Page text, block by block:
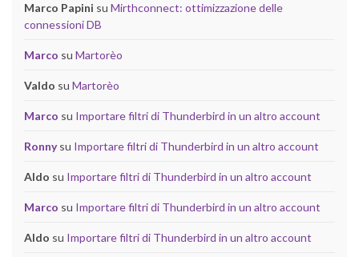
Marco Papini su Mirthconnect: ottimizzazione delle
connessioni DB
Marco su Martorèo
Valdo su Martorèo
Marco su Importare filtri di Thunderbird in un altro account
Ronnysu Importare filtri di Thunderbird in un altro account
Aldo su Importare filtri di Thunderbird in un altro account
Marco su Importare filtri di Thunderbird in un altro account
Aldo su Importare filtri di Thunderbird in un altro account